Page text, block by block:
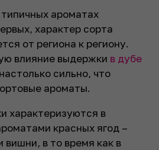
ароматах
характер сорта
от региона к региону.
влияние выдержки в дубе
сильно, что
ароматы.
характеризуются в
красных ягод –
вишни, в то время как в